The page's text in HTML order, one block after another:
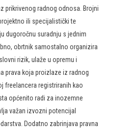
prikrivenog radnog odnosa. Brojni
ili specijalistički te
dugoročnu suradnju s jednim
obrtnik samostalno organizira
rizik, ulaže u opremu i
prava koja proizlaze iz radnog
freelancera registriranih kao
općenito radi za inozemne
važan izvozni potencijal
Dodatno zabrinjava pravna